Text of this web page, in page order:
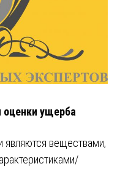
ущерба
являются веществами,